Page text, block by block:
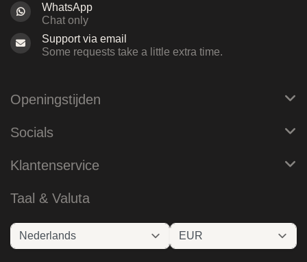
WhatsApp
Chat only
Support via email
Some requests take a little extra time.
Openingstijden
Socials
Klantenservice
Taal & Valuta